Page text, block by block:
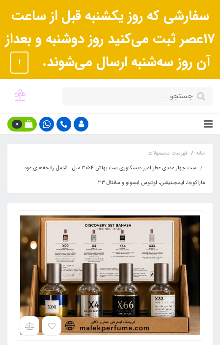
سفارشی که روز یکشنبه قبل از ساعت
17عصر ثبت می‌کنید روز دوشنبه و بعداز
آن روز سه‌شنبه ارسال می‌شوند.
ا
0
خانه
فهرست محصولات
ست چهار عددی عطر امپر دیسکاوری ست بهاش 4×30 میل | شامل رایحه‌های عود
ماراکوجا، ایمجینیشن، اونتوس ابسولو و سانتال 33